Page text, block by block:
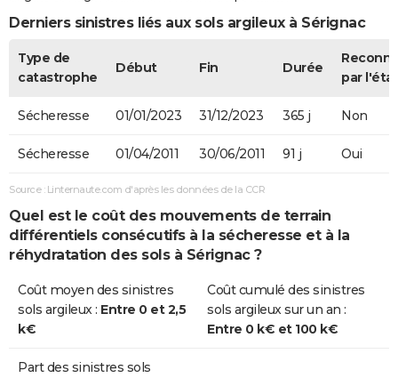
Derniers sinistres liés aux sols argileux à Sérignac
Type de
catastrophe
Début Fin Durée
par l'état
Sécheresse 01/01/2023 31/12/2023 365 j Non
Sécheresse 01/04/2011 30/06/2011 91 j Oui
Source : Linternaute.com d'après les données de la CCR
Quel est le coût des mouvements de terrain
différentiels consécutifs à la sécheresse et à la
réhydratation des sols à Sérignac ?
Coût moyen des sinistres
sols argileux : Entre 0 et 2,5
k€
Coût cumulé des sinistres
sols argileux sur un an :
Entre 0 k€ et 100 k€
Part des sinistres sols